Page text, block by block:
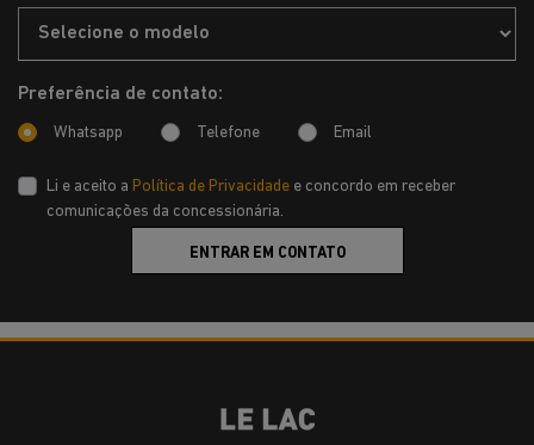
Preferência de contato:
Whatsapp Telefone Email
Li e aceito a Política de Privacidade e concordo em receber
comunicações da concessionária.
ENTRAR EM CONTATO